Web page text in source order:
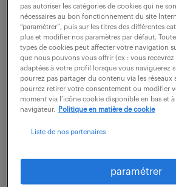
adjoint responsable
(f/h)
27 juillet 2026
Toulouse (31)
CDI
45 000 - 50 000 € / an
au sein d'une équipe de six
pas autoriser les catégories de cookies qui ne
nécessaires au bon fonctionnement du site
“paramétrer”, puis sur les titres des différentes
plus et modifier nos paramètres par défaut.
types de cookies peut affecter votre navigation
que nous pouvons vous offrir (ex : vous
adaptées à votre profil lorsque vous naviguerez
pourrez pas partager du contenu via les réseaux
pourrez retirer votre consentement ou modifier
moment via l’icône cookie disponible en bas et
navigateur.
Politique en matière de cookie
Liste de nos partenaires
paramétrer